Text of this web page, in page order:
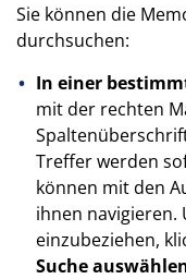
Sie können die
durchsuchen:
In einer
mit der rechten
Treffer werden
können mit den
ihnen navigieren.
einzubeziehen,
Suche